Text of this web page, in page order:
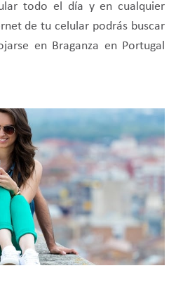
todo el día y en cualquier
de tu celular podrás buscar
en Braganza en Portugal